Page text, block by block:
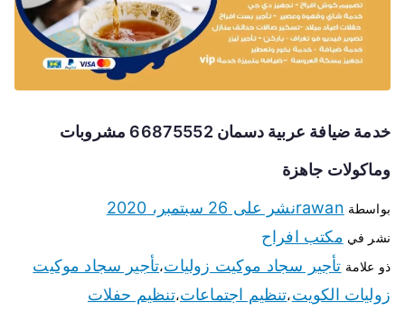
خدمة ضيافة عربية دسمان 66875552 مشروبات
وماكولات جاهزة
بواسطة rawanنشر على 26 سبتمبر، 2020
نشر في مكتب افراح
ذو علامة تأجير سجاد موكيت زوليات،تأجير سجاد موكيت
زوليات الكويت،تنظيم اجتماعات،تنظيم حفلات